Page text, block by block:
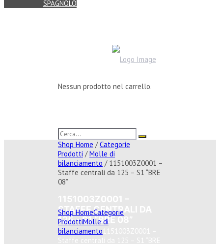
Nessun prodotto nel carrello.
Shop Home /Categorie
Prodotti /Molle di
bilanciamento / 1151003Z0001 –
Staffe centrali da 125 – S1 “BRE
08”
STAFFE CENTRALI DA
125 – S1 “BRE 08”
Shop HomeCategorie
ProdottiMolle di
bilanciamento